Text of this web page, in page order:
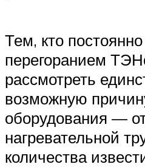
Тем, кто
перегоранием
рассмотреть
возможную
оборудования —
нагревательной
количества